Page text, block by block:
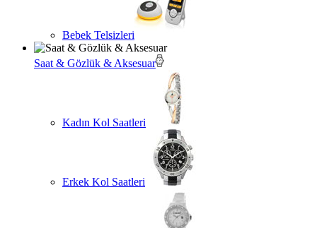
Bebek Telsizleri
Saat & Gözlük & Aksesuar
Kadın Kol Saatleri
Erkek Kol Saatleri